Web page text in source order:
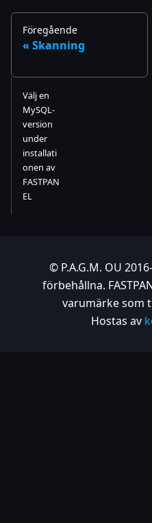
Föregående
Skanning
Välj en
MySQL-
version
under
installati
onen av
FASTPAN
EL
© P.A.G.M. OU
förbehållna.
varumärke som
Hostas av